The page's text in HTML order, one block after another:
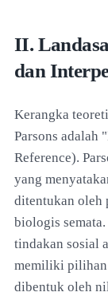
II.
dan
Kerangka
Parsons adalah
Reference).
yang
ditentukan oleh
biologis
tindakan sosial
memiliki
dibentuk oleh